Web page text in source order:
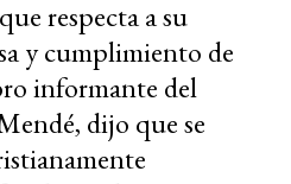
respecta a su
y cumplimiento de
informante del
dijo que se